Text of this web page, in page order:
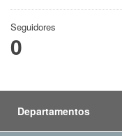
Seguidores
0
Departamentos